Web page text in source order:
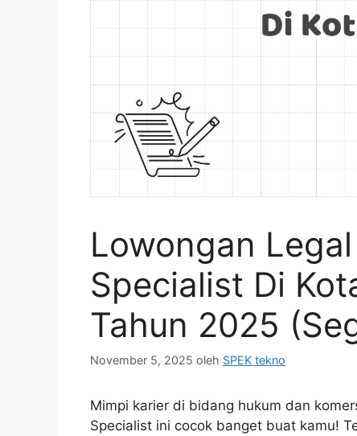
Lowongan
Specialist Di
Tahun 2025
November 5, 2025 oleh SPEK tekno
Mimpi karier di bidang hukum dan
Specialist ini cocok banget buat kamu!